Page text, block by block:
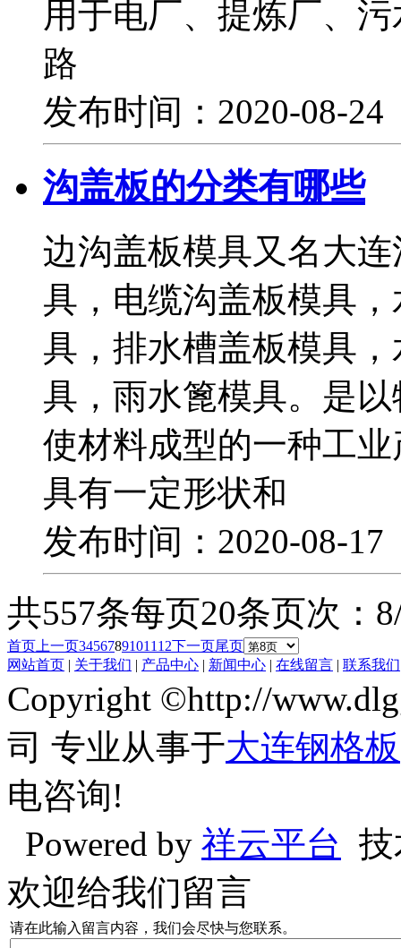
用于电厂、提炼厂、
路
发布时间：2020-08-
沟盖板的分类有哪些
边沟盖板模具又名大
具，电缆沟盖板模具
具，排水槽盖板模具
具，雨水篦模具。是
使材料成型的一种工
具有一定形状和
发布时间：2020-08-
共557条每页20条页次：
首页 上一页34567891011 12下一页尾页
网站首页 | 关于我们 | 产品中心 | 新闻中心 | 在线留言 | 联系我们
Copyright ©http://
司 专业从事于大连钢格板
电咨询!
Powered by 祥云平台
欢迎给我们留言
请在此输入留言内容，我们会尽快与您联系。